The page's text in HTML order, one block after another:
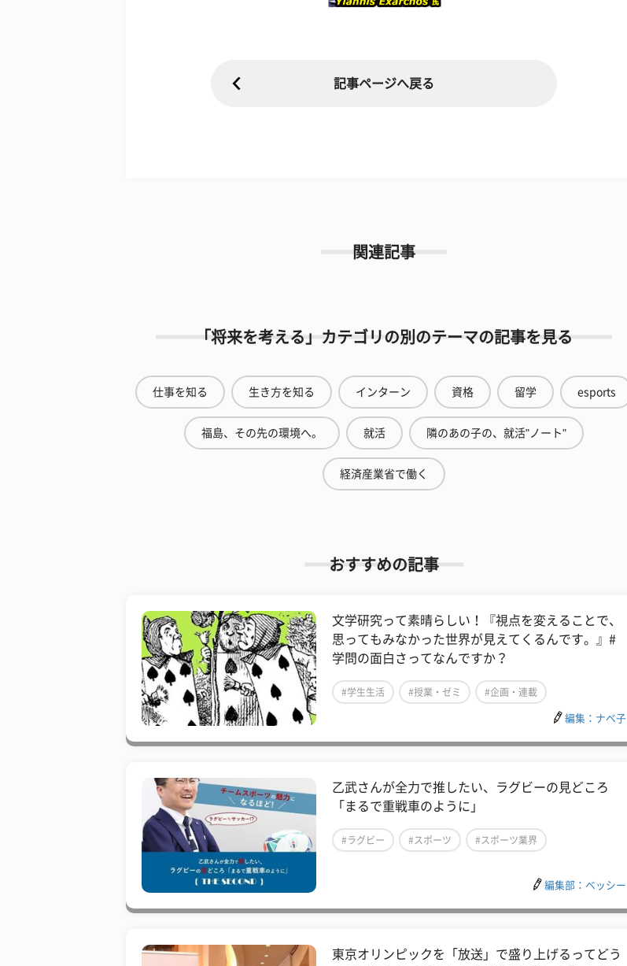
記事ページへ戻る
関連記事
「将来を考える」カテゴリの別のテーマの記事を見る
仕事を知る 生き方を知る インターン 資格 留学 esports
福島、その先の環境へ。 就活 隣のあの子の、就活"ノート"
経済産業省で働く
おすすめの記事
文学研究って素晴らしい！『視点を変えることで、
思ってもみなかった世界が見えてくるんです。』#
学問の面白さってなんですか？
#学生生活 #授業・ゼミ #企画・連載
編集：ナベ子
乙武さんが全力で推したい、ラグビーの見どころ
「まるで重戦車のように」
#ラグビー #スポーツ #スポーツ業界
編集部：ベッシー
東京オリンピックを「放送」で盛り上げるってどう